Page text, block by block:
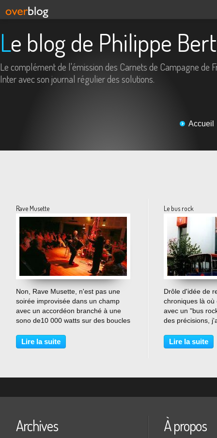
Le blog de Philippe
Le complément de l'émission des Carnets de Campagne de
Inter avec son journal régulier des solutions.
Accueil
Rave Musette
…
Non, Rave Musette, n'est pas une
soirée improvisée dans un champ
avec un accordéon branché à une
sono de10 000 watts sur des boucles
titre d'un spectacle génial de Pascal
Lamige. Pascal est un musicien
Lire la suite
Le bus rock
Drôle d'idée de
chroniques là où
avec un "bus
des précisions,
On a tous
de recharger les
Lire la suite
Archives À propos